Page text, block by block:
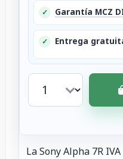
✓ Garantía MCZ
✓ Entrega
La Sony Alpha 7R